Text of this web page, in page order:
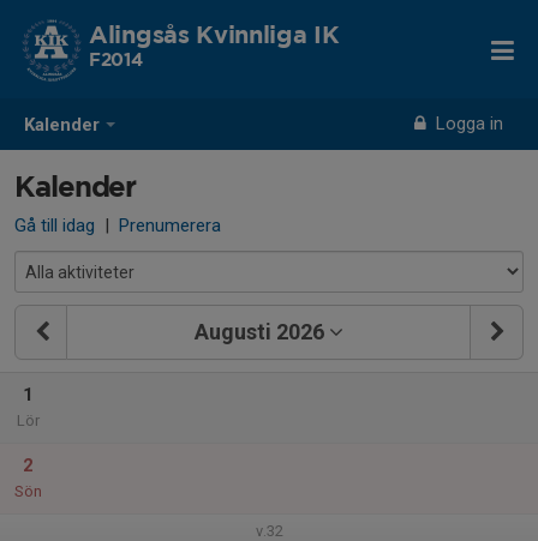
Kalender Logga in
Alingsås Kvinnliga IK
F2014
Kalender
Gå till idag | Prenumerera
Augusti 2026
1
Lör
2
Sön
v.32